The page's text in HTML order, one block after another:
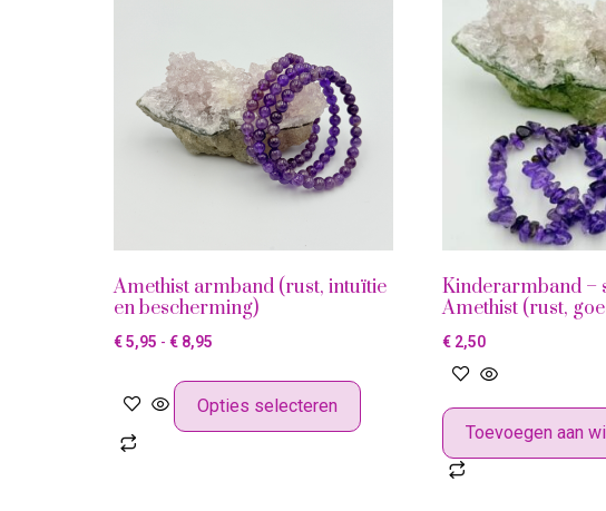
Amethist armband (rust, intuïtie
en bescherming)
€5,95 - € 8,95
Opties selecteren
Kinderarmband –
Amethist (rust,
€2,50
Toevoegen aan